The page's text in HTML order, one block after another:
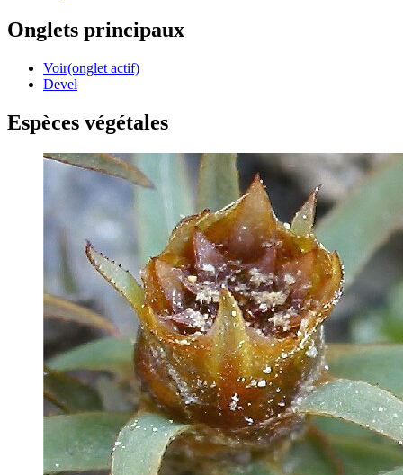
Onglets principaux
Voir(onglet actif)
Devel
Espèces végétales